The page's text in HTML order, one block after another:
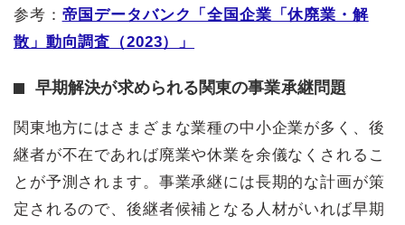
参考： 帝国データバンク「全国企業「休廃業・解
散」動向調査（2023）」
早期解決が求められる関東の事業承継問題
関東地方にはさまざまな業種の中小企業が多く、後
継者が不在であれば廃業や休業を余儀なくされるこ
とが予測されます。事業承継には長期的な計画が策
定されるので、後継者候補となる人材がいれば早期